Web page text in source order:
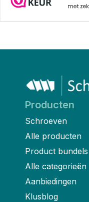
Producten
Schroeven
Alle producten
Product bundels
Alle categorieën
Aanbiedingen
Klusblog